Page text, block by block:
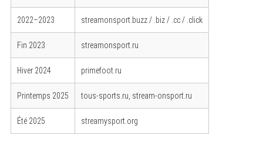
2022–2023 streamonsport.buzz / .biz / .cc / .click
Fin 2023 streamonsport.ru
Hiver 2024 primefoot.ru
Printemps 2025 tous-sports.ru, stream-onsport.ru
Été 2025 streamysport.org